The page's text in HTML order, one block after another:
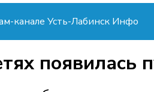
канале Усть-Лабинск Инфо
появилась